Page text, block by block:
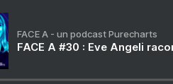
FACE A - un podcast Purecharts
FACE A #30 : Eve Angeli